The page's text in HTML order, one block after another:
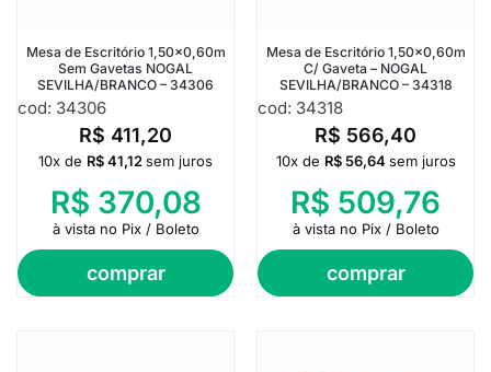
Mesa de Escritório 1,50×0,60m
Sem Gavetas NOGAL
SEVILHA/BRANCO – 34306
cod: 34306
R$ 411,20
comprar
10x de R$41,12sem juros
R$ 370,08
à vista no Pix / Boleto
Mesa de Escritório 1,50×0,60m
C/ Gaveta – NOGAL
SEVILHA/BRANCO – 34318
cod: 34318
R$ 566,40
comprar
10x de R$56,64 sem juros
R$ 509,76
à vista no Pix / Boleto